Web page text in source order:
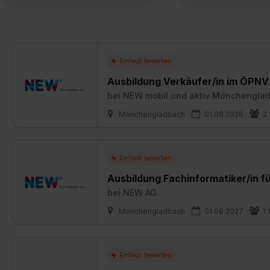
Ausbildung Verkäufer/in im
bei NEW mobil und aktiv
Mönchengladbach 01.08.2026 2
Ausbildung Fachinformatiker/in
bei NEW AG
Mönchengladbach 01.08.2027 1